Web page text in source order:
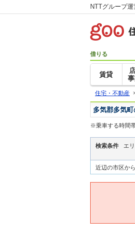
NTTグループ
借りる
賃貸
住宅・不動産
多気郡多気
※乗車する時間
検索条件 エ
近辺の市区か